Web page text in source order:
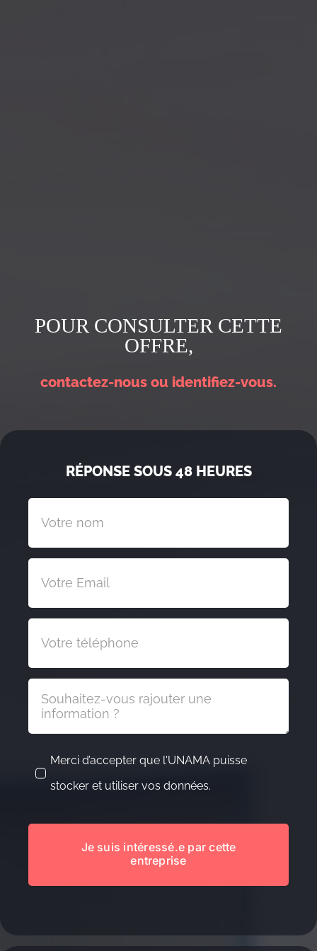
POUR CONSULTER CETTE
OFFRE,
contactez-nous ou identifiez-vous.
RÉPONSE SOUS 48 HEURES
Merci d’accepter que l'UNAMA puisse
stocker et utiliser vos données.
Je suis intéressé.e par cette
entreprise